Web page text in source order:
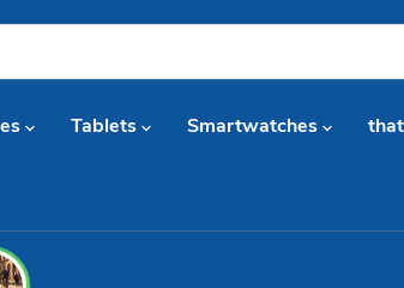
Tablets Smartwatches